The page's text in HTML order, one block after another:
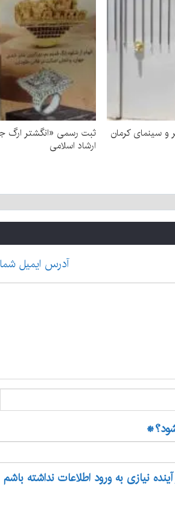
و سینمای کرمان
ثبت رسمی «انگشتر ارگ
ارشاد اسلامی
آدرس ایمیل
*
نیازی به ورود اطلاعات نداشته باشم